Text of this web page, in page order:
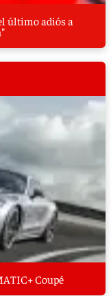
último adiós a
Coupé